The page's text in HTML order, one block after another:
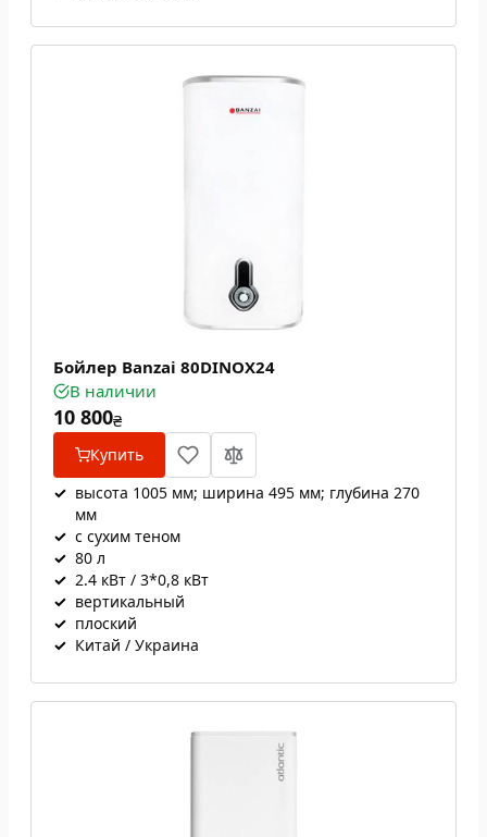
Бойлер Banzai 80DINOX24
В наличии
10 800₴
Купить
✓ высота 1005 мм; ширина 495 мм; глубина 270
мм
✓ с сухим теном
✓ 80 л
✓ 2.4 кВт / 3*0,8 кВт
✓ вертикальный
✓ плоский
✓ Китай / Украина